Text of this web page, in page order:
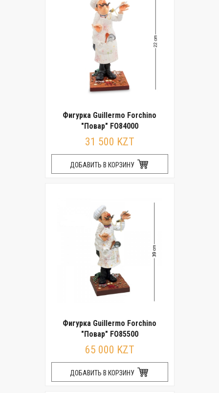
Фигурка Guillermo Forchino
"Повар" FO84000
31 500 KZT
ДОБАВИТЬ В КОРЗИНУ
Фигурка Guillermo Forchino
"Повар" FO85500
65 000 KZT
ДОБАВИТЬ В КОРЗИНУ